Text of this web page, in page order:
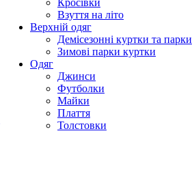
Кросівки
Взуття на літо
Верхній одяг
Демісезонні куртки та парки
Зимові парки куртки
Одяг
Джинси
Футболки
Майки
Плаття
Толстовки